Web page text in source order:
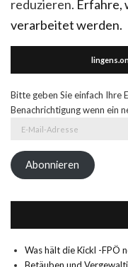
reduzieren. Erfahre,
verarbeitet werden.
Bitte geben Sie einfach Ihre
Benachrichtigung wenn ein
Adresse
Abonnieren
Was hält die Kickl -FPÖ